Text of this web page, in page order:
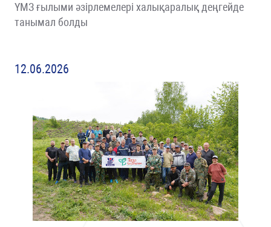
ҮМЗ ғылыми әзірлемелері халықаралық деңгейде
танымал болды
12.06.2026